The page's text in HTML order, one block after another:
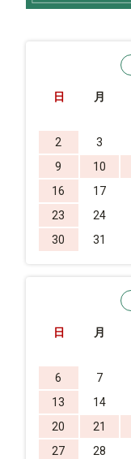
日 月
2
3
9
10
16
17
23
24
30
31
日 月
6
7
13
14
20
21
27
28